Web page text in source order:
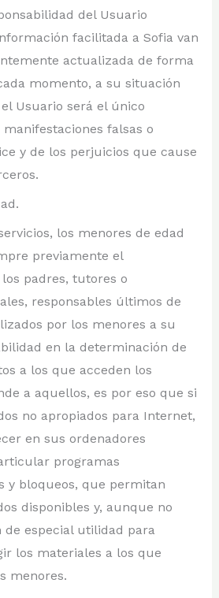
del Usuario
facilitada a Sofia van
actualizada de forma
momento, a su situación
Usuario será el único
falsas o
y de los perjuicios que cause
los menores de edad
previamente el
padres, tutores o
responsables últimos de
por los menores a su
en la determinación de
a los que acceden los
a aquellos, es por eso que si
no apropiados para Internet,
en sus ordenadores
programas
y bloqueos, que permitan
disponibles y, aunque no
de especial utilidad para
los materiales a los que
menores.